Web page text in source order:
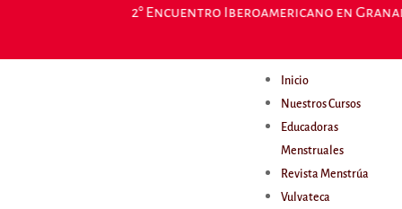
2° Encuentro Iberoamericano en
Inicio
Nuestros Cursos
Educadoras
Menstruales
Revista Menstrúa
Vulvateca